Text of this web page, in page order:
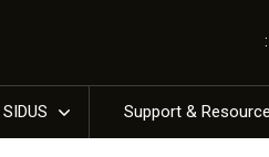
:
Support &